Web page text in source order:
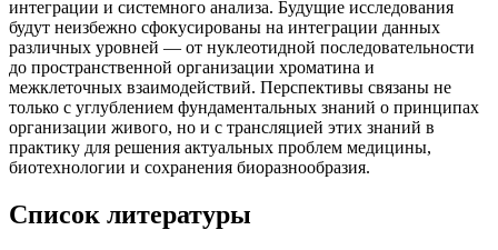
интеграции и системного анализа. Будущие исследования
будут неизбежно сфокусированы на интеграции данных
различных уровней — от нуклеотидной последовательности
до пространственной организации хроматина и
межклеточных взаимодействий. Перспективы связаны не
только с углублением фундаментальных знаний о принципах
организации живого, но и с трансляцией этих знаний в
практику для решения актуальных проблем медицины,
биотехнологии и сохранения биоразнообразия.
Список литературы